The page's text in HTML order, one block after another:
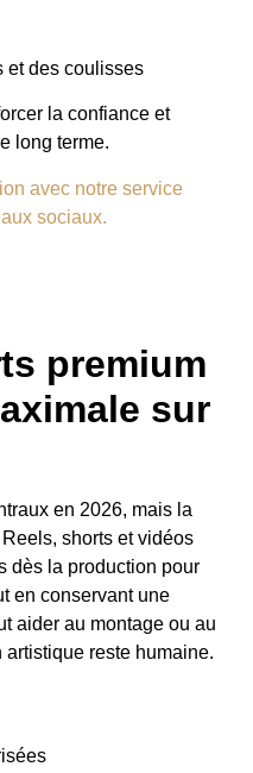
et des coulisses
la confiance et
long terme.
avec notre service
sociaux.
premium
sur
en 2026, mais la
shorts et vidéos
dès la production pour
en conservant une
aider au montage ou au
reste humaine.